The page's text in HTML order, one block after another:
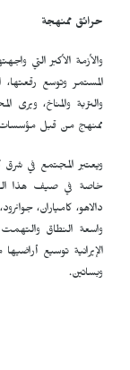
حرائق ممنهجة
والأزمة الأكبر التي
المستمر وتوسع رقعتها،
والتربة والمناخ،
ممنهج من قبل مؤسسات
ويعتبر المجتمع في شرق
خاصة في صيف هذا
دالاهو، کامیاران،
واسعة النطاق والتهمت
الإيرانية توسيع
وبساتين.